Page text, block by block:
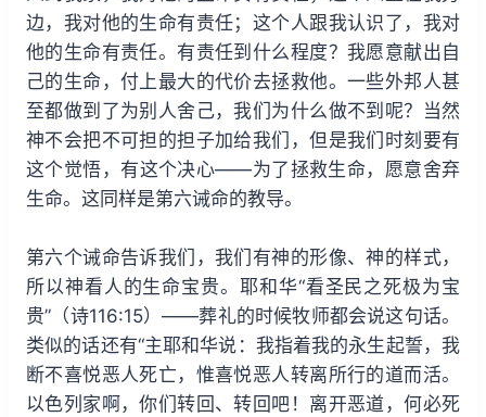
边，我对他的生命有责任；这个人跟我认识了，我对
他的生命有责任。有责任到什么程度？我愿意献出自
己的生命，付上最大的代价去拯救他。一些外邦人甚
至都做到了为别人舍己，我们为什么做不到呢？当然
神不会把不可担的担子加给我们，但是我们时刻要有
这个觉悟，有这个决心——为了拯救生命，愿意舍弃
生命。这同样是第六诫命的教导。
第六个诫命告诉我们，我们有神的形像、神的样式，
所以神看人的生命宝贵。耶和华“看圣民之死极为宝
贵”（诗116:15）——葬礼的时候牧师都会说这句话。
类似的话还有“主耶和华说：我指着我的永生起誓，我
断不喜悦恶人死亡，惟喜悦恶人转离所行的道而活。
以色列家啊，你们转回、转回吧！离开恶道，何必死